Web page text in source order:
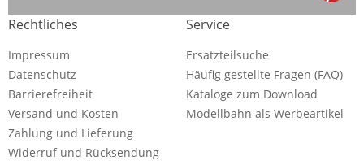
Rechtliches
Impressum
Datenschutz
Barrierefreiheit
Versand und Kosten
Zahlung und Lieferung
Widerruf und Rücksendung
Service
Ersatzteilsuche
Häufig gestellte Fragen (FAQ)
Kataloge zum Download
Modellbahn als Werbeartikel